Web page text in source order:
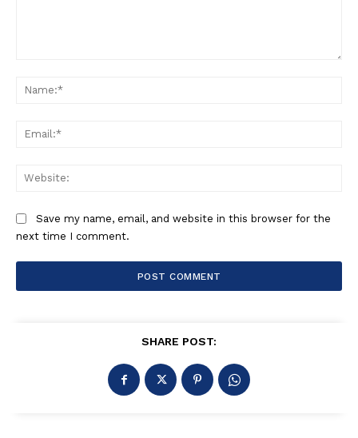
Save my name, email, and website in this browser for the
next time I comment.
SHARE POST: